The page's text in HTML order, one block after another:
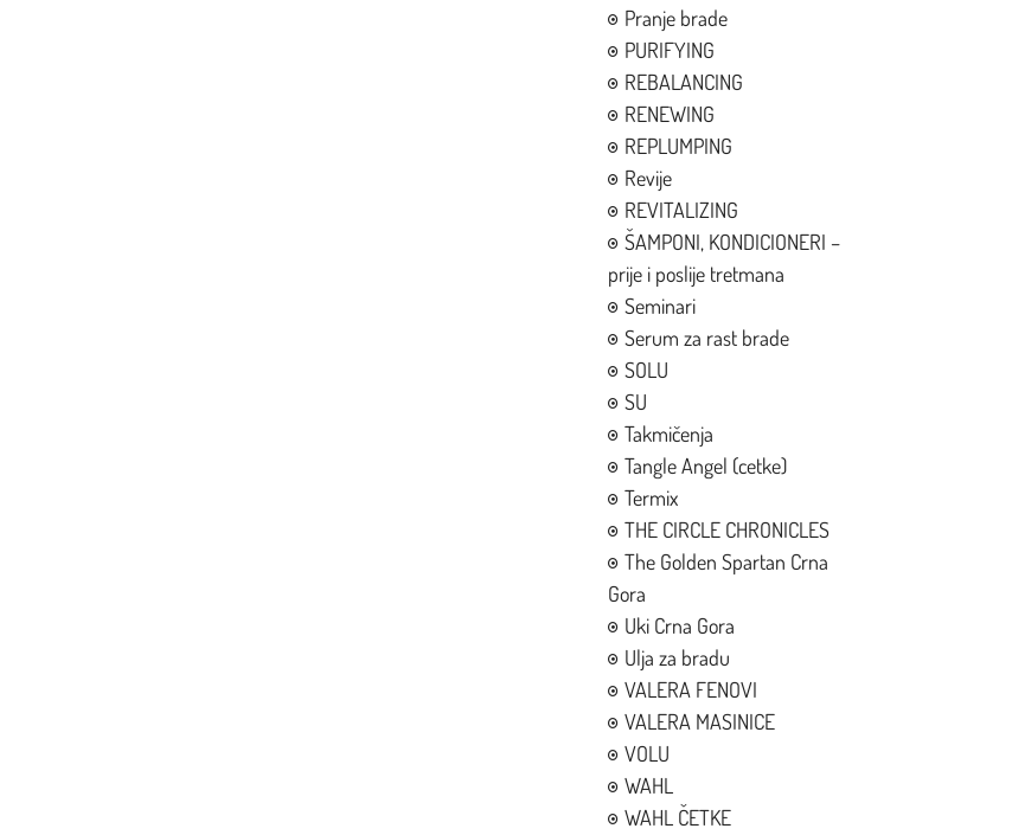
Pranje brade
PURIFYING
REBALANCING
RENEWING
REPLUMPING
Revije
REVITALIZING
ŠAMPONI, KONDICIONERI –
prije i poslije tretmana
Seminari
Serum za rast brade
SOLU
SU
Takmičenja
Tangle Angel (cetke)
Termix
THE CIRCLE CHRONICLES
The Golden Spartan Crna
Gora
Uki Crna Gora
Ulja za bradu
VALERA FENOVI
VALERA MASINICE
VOLU
WAHL
WAHL ČETKE